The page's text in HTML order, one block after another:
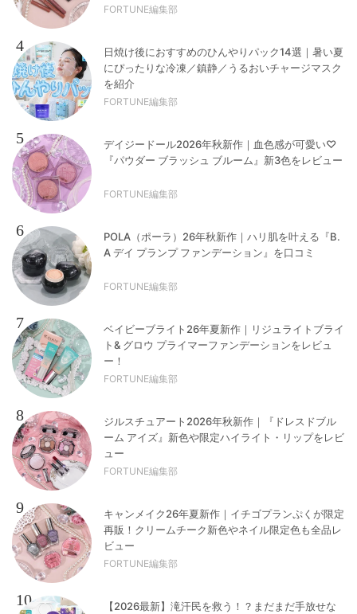
FORTUNE編集部
4
日焼け後におすすめのひんやりパック14選｜暑い夏
にぴったりな冷凍／鎮静／うるおいチャージマスク
を紹介
FORTUNE編集部
5
デイジードール2026年秋新作｜血色感が可愛い♡
『パウダー ブラッシュ ブルーム』新3色をレビュー
FORTUNE編集部
6
POLA（ポーラ）26年秋新作｜ハリ肌を叶える『B.
A デイ プランプ ファンデーション』を口コミ
FORTUNE編集部
7
ベイビーブライト26年夏新作｜リジュライトブライ
ト& グロウ プライマーファンデーションをレビュ
ー！
FORTUNE編集部
8
ジルスチュアート2026年秋新作｜『ドレスドブル
ーム アイズ』新色や限定ハイライト・リップをレビ
ュー
FORTUNE編集部
9
キャンメイク26年夏新作｜イチゴプランぷくが限定
再販！クリームチーク新色やネイル限定色も全品レ
ビュー
FORTUNE編集部
10
【2026最新】滝汗民を救う！？まだまだ手放せな